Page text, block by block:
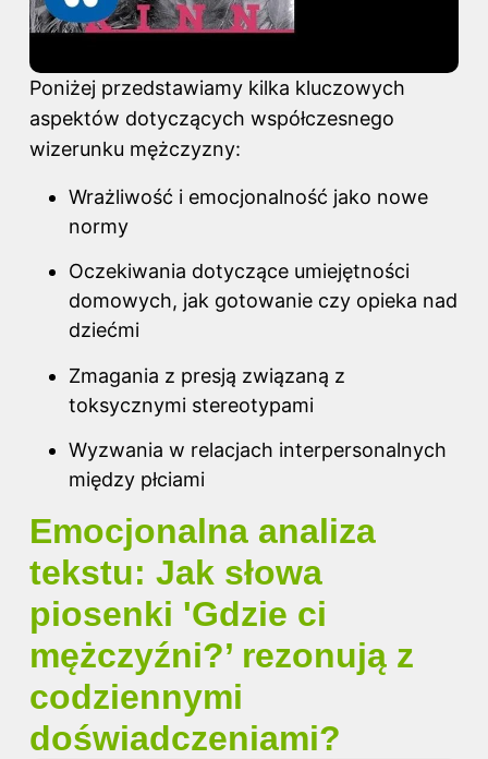
Poniżej przedstawiamy kilka kluczowych
aspektów dotyczących współczesnego
wizerunku mężczyzny:
Wrażliwość i emocjonalność jako nowe
normy
Oczekiwania dotyczące umiejętności
domowych, jak gotowanie czy opieka nad
dziećmi
Zmagania z presją związaną z
toksycznymi stereotypami
Wyzwania w relacjach interpersonalnych
między płciami
Emocjonalna analiza
tekstu: Jak słowa
piosenki 'Gdzie ci
mężczyźni?’ rezonują z
codziennymi
doświadczeniami?